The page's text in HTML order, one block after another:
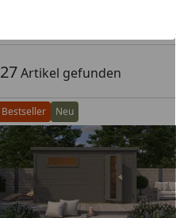
Artikel gefunden
Bestseller Neu